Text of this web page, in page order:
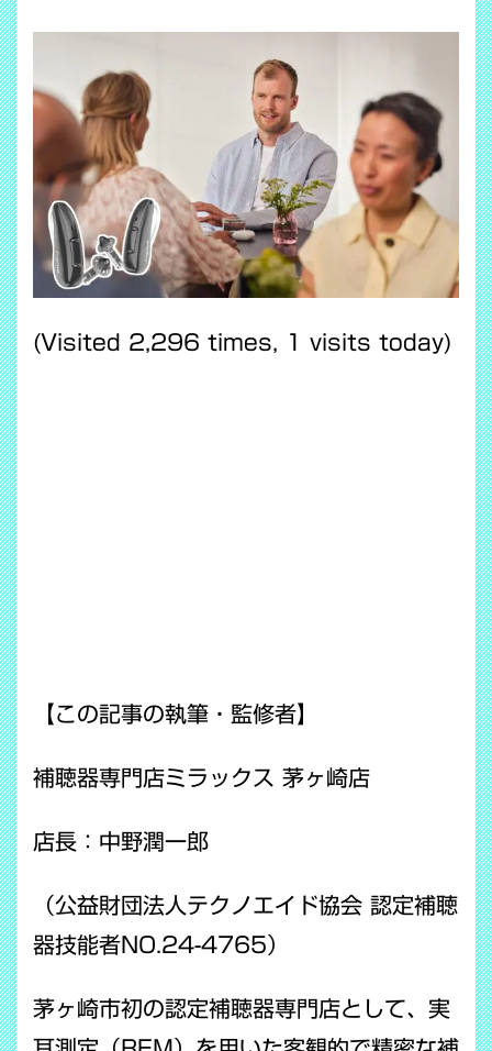
(Visited 2,296 times, 1 visits today)
【この記事の執筆・監修者】
補聴器専門店ミラックス 茅ヶ崎店
店長：中野潤一郎
（公益財団法人テクノエイド協会 認定補聴
器技能者NO.24-4765）
茅ヶ崎市初の認定補聴器専門店として、実